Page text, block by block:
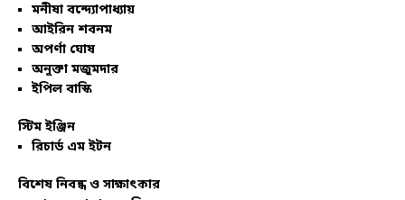
মনীষা বন্দ্যোপাধ্যায়
আইরিন শবনম
অপর্ণা ঘোষ
অনুক্তা মজুমদার
ইপিল বাস্কি
স্টিম ইঞ্জিন
রিচার্ড এম ইটন
বিশেষ নিবন্ধ ও সাক্ষাৎকার